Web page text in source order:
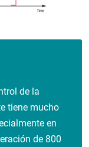
de la
tiene mucho
en
de 800